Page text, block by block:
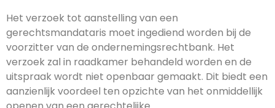
Het verzoek tot aanstelling van een
gerechtsmandataris moet ingediend worden bij de
voorzitter van de ondernemingsrechtbank. Het
verzoek zal in raadkamer behandeld worden en de
uitspraak wordt niet openbaar gemaakt. Dit biedt een
aanzienlijk voordeel ten opzichte van het onmiddellijk